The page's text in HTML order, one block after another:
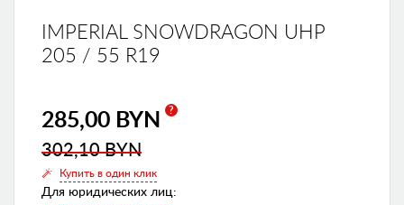
IMPERIAL SNOWDRAGON UHP
205 / 55 R19
285,00 BYN ?
302,10 BYN
Купить в один клик
Для юридических лиц: